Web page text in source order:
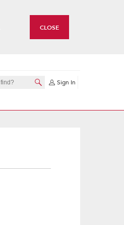
CLOSE
Sign In